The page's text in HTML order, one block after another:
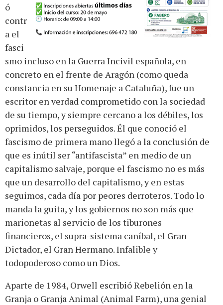
ó
contr
a el
fasci
smo incluso en la Guerra Incivil española, en
concreto en el frente de Aragón (como queda
constancia en su Homenaje a Cataluña), fue un
escritor en verdad comprometido con la sociedad
de su tiempo, y siempre cercano a los débiles, los
oprimidos, los perseguidos. Él que conoció el
fascismo de primera mano llegó a la conclusión de
que es inútil ser “antifascista” en medio de un
capitalismo salvaje, porque el fascismo no es más
que un desarrollo del capitalismo, y en estas
seguimos, cada día por peores derroteros. Todo lo
manda la guita, y los gobiernos no son más que
marionetas al servicio de los tiburones
financieros, el supra-sistema caníbal, el Gran
Dictador, el Gran Hermano. Infalible y
todopoderoso como un Dios.
Aparte de 1984, Orwell escribió Rebelión en la
Granja o Granja Animal (Animal Farm), una genial